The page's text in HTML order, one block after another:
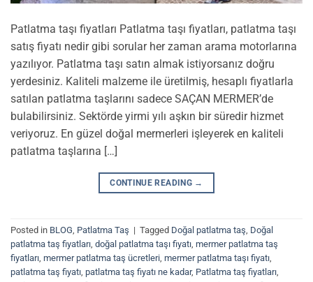
Patlatma taşı fiyatları Patlatma taşı fiyatları, patlatma taşı
satış fiyatı nedir gibi sorular her zaman arama motorlarına
yazılıyor. Patlatma taşı satın almak istiyorsanız doğru
yerdesiniz. Kaliteli malzeme ile üretilmiş, hesaplı fiyatlarla
satılan patlatma taşlarını sadece SAÇAN MERMER’de
bulabilirsiniz. Sektörde yirmi yılı aşkın bir süredir hizmet
veriyoruz. En güzel doğal mermerleri işleyerek en kaliteli
patlatma taşlarına […]
CONTINUE READING →
Posted in BLOG, Patlatma Taş | Tagged Doğal patlatma taş, Doğal
patlatma taş fiyatları, doğal patlatma taşı fiyatı, mermer patlatma taş
fiyatları, mermer patlatma taş ücretleri, mermer patlatma taşı fiyatı,
patlatma taş fiyatı, patlatma taş fiyatı ne kadar, Patlatma taş fiyatları,